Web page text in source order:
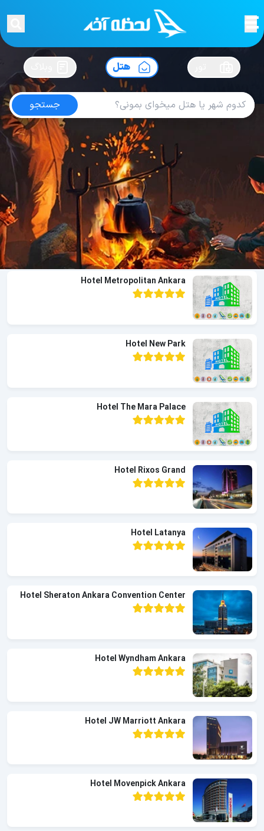
لحظه آخرسفرت رو بساز !
هتل
جستجو
هتل های آنکارا
4.9 از5| از102 کاربر
لحظه آخر هتل های ترکیه هتل های آنکارا
Hotel Point Ankara
Hotel Metropolitan Ankara
Hotel New Park
Hotel The Mara Palace
Hotel Rixos Grand
Hotel Latanya
Hotel Sheraton Ankara Convention Center
Hotel Wyndham Ankara
Hotel JW Marriott Ankara
Hotel Movenpick Ankara